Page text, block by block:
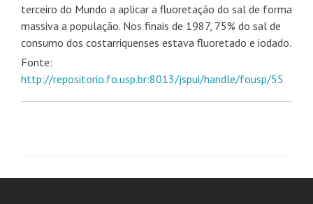
terceiro do Mundo a aplicar a fluoretação do sal de forma
massiva a população. Nos finais de 1987, 75% do sal de
consumo dos costarriquenses estava fluoretado e iodado.
Fonte:
http://repositorio.fo.usp.br:8013/jspui/handle/fousp/55